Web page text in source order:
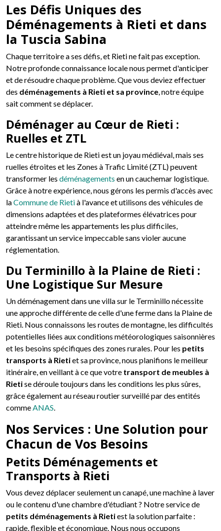
Les Défis Uniques des
Déménagements à Rieti et dans
la Tuscia Sabina
Chaque territoire a ses défis, et Rieti ne fait pas exception.
Notre profonde connaissance locale nous permet d'anticiper
et de résoudre chaque problème. Que vous deviez effectuer
des déménagements à Rieti et sa province , notre équipe
sait comment se déplacer.
Déménager au Cœur de Rieti :
Ruelles et ZTL
Le centre historique de Rieti est un joyau médiéval, mais ses
ruelles étroites et les Zones à Trafic Limité (ZTL) peuvent
transformer les déménagements en un cauchemar logistique.
Grâce à notre expérience, nous gérons les permis d'accès avec
laCommune de Rietià l'avance et utilisons des véhicules de
dimensions adaptées et des plateformes élévatrices pour
atteindre même les appartements les plus difficiles,
garantissant un service impeccable sans violer aucune
réglementation.
Du Terminillo à la Plaine de Rieti :
Une Logistique Sur Mesure
Un déménagement dans une villa sur le Terminillo nécessite
une approche différente de celle d'une ferme dans la Plaine de
Rieti. Nous connaissons les routes de montagne, les difficultés
potentielles liées aux conditions météorologiques saisonnières
et les besoins spécifiques des zones rurales. Pour les petits
transports à Rietiet sa province, nous planifions le meilleur
itinéraire, en veillant à ce que votre transport de meubles à
Rietise déroule toujours dans les conditions les plus sûres,
grâce également au réseau routier surveillé par des entités
comme ANAS
Nos Services : Une Solution pour
Chacun de Vos Besoins
Petits Déménagements et
Transports à Rieti
Vous devez déplacer seulement un canapé, une machine à laver
ou le contenu d'une chambre d'étudiant ? Notre service de
petits déménagements à Rietiest la solution parfaite :
rapide, flexible et économique. Nous nous occupons